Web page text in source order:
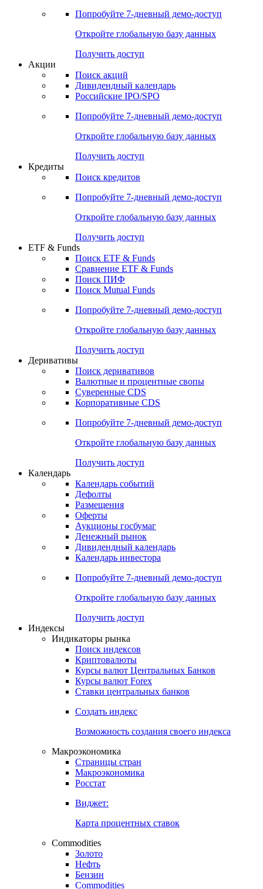
Попробуйте 7-дневный демо-доступ
Откройте глобальную базу данных
Получить доступ
Акции
Поиск акций
Дивидендный календарь
Российские IPO/SPO
Попробуйте 7-дневный демо-доступ
Откройте глобальную базу данных
Получить доступ
Кредиты
Поиск кредитов
Попробуйте 7-дневный демо-доступ
Откройте глобальную базу данных
Получить доступ
ETF & Funds
Поиск ETF & Funds
Сравнение ETF & Funds
Поиск ПИФ
Поиск Mutual Funds
Попробуйте 7-дневный демо-доступ
Откройте глобальную базу данных
Получить доступ
Деривативы
Поиск деривативов
Валютные и процентные свопы
Суверенные CDS
Корпоративные CDS
Попробуйте 7-дневный демо-доступ
Откройте глобальную базу данных
Получить доступ
Календарь
Календарь событий
Дефолты
Размещения
Оферты
Аукционы госбумаг
Денежный рынок
Дивидендный календарь
Календарь инвестора
Попробуйте 7-дневный демо-доступ
Откройте глобальную базу данных
Получить доступ
Индексы
Индикаторы рынка
Поиск индексов
Криптовалюты
Курсы валют Центральных Банков
Курсы валют Forex
Ставки центральных банков
Создать индекс
Возможность создания своего индекса
Макроэкономика
Страницы стран
Макроэкономика
Росстат
Виджет:
Карта процентных ставок
Commodities
Золото
Нефть
Бензин
Commodities